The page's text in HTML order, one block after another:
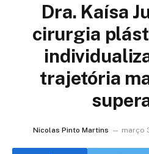
Dra. Kaísa
cirurgia
trajetória
Nicolas Pinto Martins março